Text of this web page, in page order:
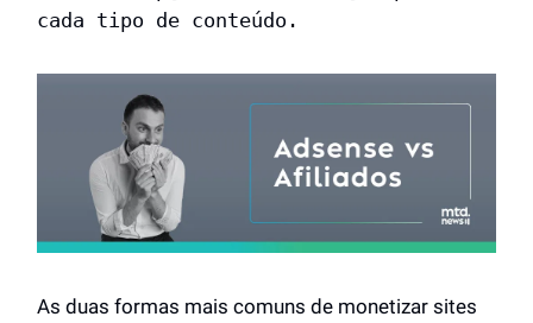
cada tipo de conteúdo.
As duas formas mais comuns de monetizar sites